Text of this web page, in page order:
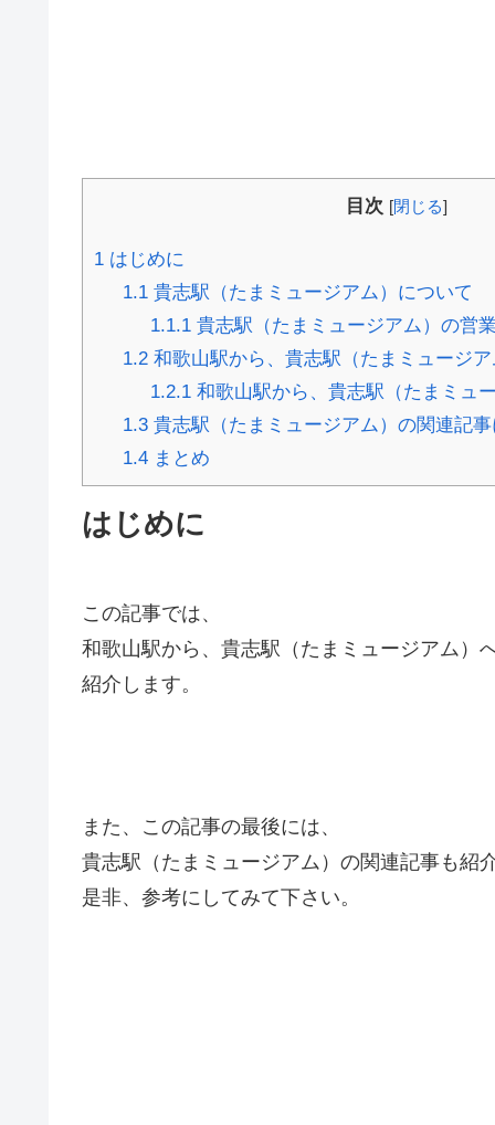
目次 [閉じる]
1 はじめに
1.1貴志駅（たまミュージアム）について
1.1.1 貴志駅（たまミュージアム）の営
1.2和歌山駅から、貴志駅（たまミュージ
1.2.1 和歌山駅から、貴志駅（たまミュ
1.3貴志駅（たまミュージアム）の関連記事
1.4まとめ
はじめに
この記事では、
和歌山駅から、貴志駅（たまミュージアム）
紹介します。
また、この記事の最後には、
貴志駅（たまミュージアム）の関連記事も紹
是非、参考にしてみて下さい。